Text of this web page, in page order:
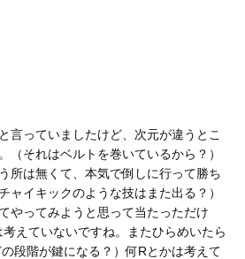
っていましたけど、次元が違うとこ
（それはベルトを巻いているから？）
所は無くて、本気で倒しに行って勝ち
ャイキックのような技はまた出る？）
やってみようと思って当たっただけ
えていないですね。またひらめいたら
段階が鍵になる？）何Rとかは考えて